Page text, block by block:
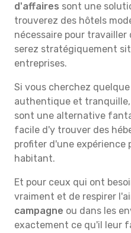
d'affaires sont une
trouverez des hôtels
nécessaire pour
serez stratégiquement
entreprises.
Si vous cherchez
authentique et
sont une alternative
facile d'y trouver des
profiter d'une expérience
habitant.
Et pour ceux qui ont
vraiment et de respirer
campagne ou dans les
exactement ce qu'il leur